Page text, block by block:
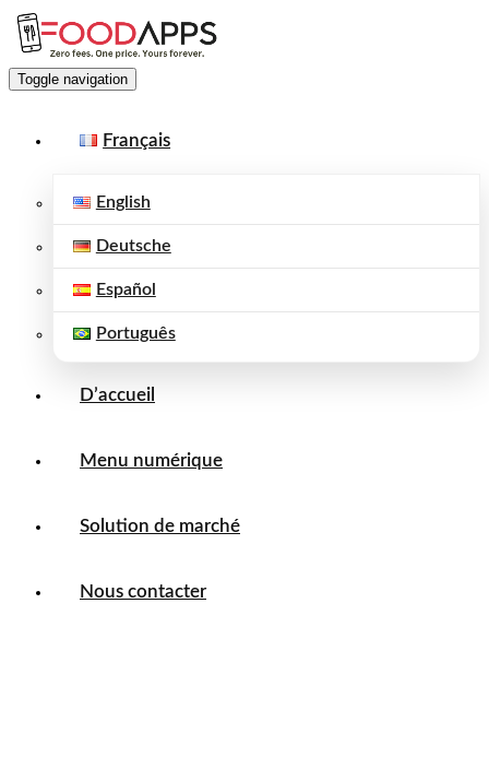
Toggle navigation
Français
English
Deutsche
Español
Português
D’accueil
Menu numérique
Solution de marché
Nous contacter